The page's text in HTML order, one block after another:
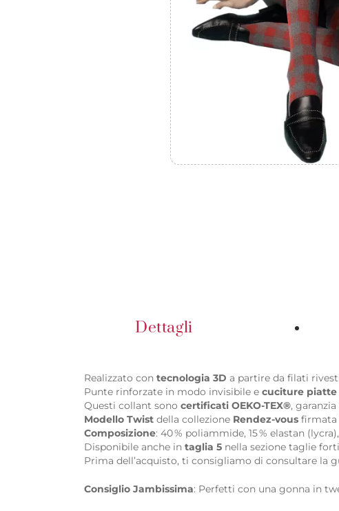
Dettagli
Realizzato con tecnologia 3D a partire da filati
Punte rinforzate in modo invisibile e cuciture piatte
Questi collant sono certificati OEKO-TEX®,
Modello Twist della collezione Rendez-vous firmata
Composizione: 40 % poliammide, 15 % elastan
Disponibile anche in taglia 5 nella sezione taglie
Prima dell’acquisto, ti consigliamo di consultare la
Consiglio Jambissima: Perfetti con una gonna in